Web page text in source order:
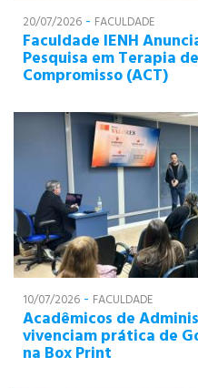
20/07/2026 - FACULDADE
Faculdade IENH
Pesquisa em Terapia
Compromisso (ACT)
10/07/2026 - FACULDADE
Acadêmicos de
vivenciam prática de
na Box Print